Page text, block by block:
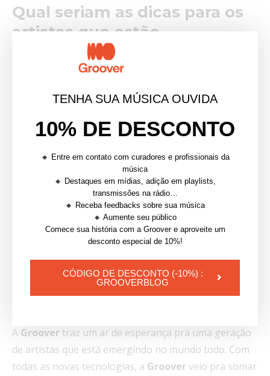
Qual seriam as dicas para os
artistas que estão
começando agora?
não é fácil em nenhum lugar do mundo, ainda mais no
tudo acontecesse de forma intensa, mas a gente
evolução vem aos poucos e com o trabalho de cada
dia. Não deixe de trabalhar nas músicas, nos contatos,
nas redes sociais e vai pra cima! Estamos todos no
mesmo barco e aprendendo.
E finalizando, o que vocês
acham que a Groover pode
trazer de novo para a
A Groover traz um ar de esperança pra uma geração
de artistas que está emergindo no mundo todo. Com
todas as novas tecnologias, a Grooverveio pra somar
TENHA SUA MÚSICA OUVIDA
10% DE DESCONTO
🔸 Entre em contato com curadores e profissionais da
música
🔸 Destaques em mídias, adição em playlists,
transmissões na rádio…
🔸 Receba feedbacks sobre sua música
🔸 Aumente seu público
Comece sua história com a Groover e aproveite um
desconto especial de 10%!
CÓDIGO DE DESCONTO (-10%) :
GROOVERBLOG